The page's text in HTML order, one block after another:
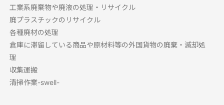
工業系廃棄物や廃液の処理・リサイクル
廃プラスチックのリサイクル
各種廃材の処理
倉庫に滞留している商品や原材料等の外国貨物の廃棄・滅却処
理
収集運搬
清掃作業-swell-